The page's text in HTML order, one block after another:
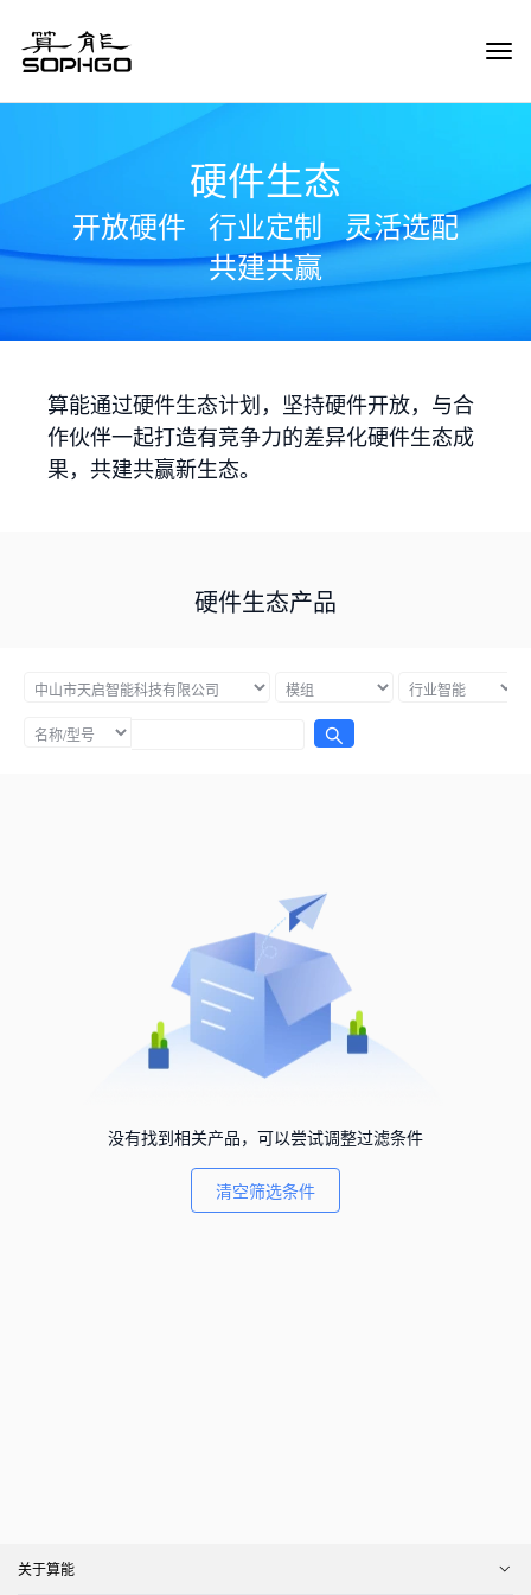
硬件生态
开放硬件 行业定制
灵活选配
共建共赢
算能通过硬件生态计划，坚持硬件开放，与合
作伙伴一起打造有竞争力的差异化硬件生态成
果，共建共赢新生态。
硬件生态产品
没有找到相关产品，可以尝试调整过滤条件
清空筛选条件
关于算能